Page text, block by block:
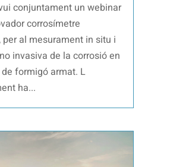
conjuntament un webinar
corrosímetre
per al mesurament in situ i
invasiva de la corrosió en
formigó armat. L
ha...